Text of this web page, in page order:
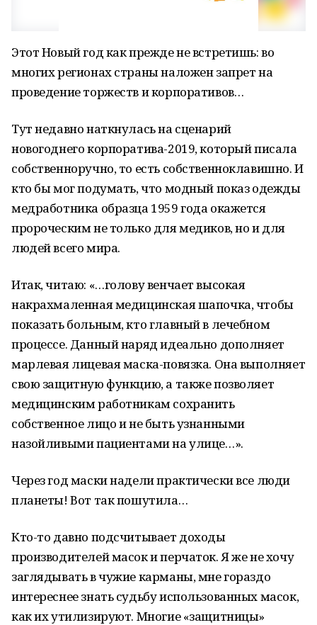
Этот Новый год как прежде не встретишь: во
многих регионах страны наложен запрет на
проведение торжеств и корпоративов…
Тут недавно наткнулась на сценарий
новогоднего корпоратива-2019, который писала
собственноручно, то есть собственноклавишно. И
кто бы мог подумать, что модный показ одежды
медработника образца 1959 года окажется
пророческим не только для медиков, но и для
людей всего мира.
Итак, читаю: «…голову венчает высокая
накрахмаленная медицинская шапочка, чтобы
показать больным, кто главный в лечебном
процессе. Данный наряд идеально дополняет
марлевая лицевая маска-повязка. Она выполняет
свою защитную функцию, а также позволяет
медицинским работникам сохранить
собственное лицо и не быть узнанными
назойливыми пациентами на улице…».
Через год маски надели практически все люди
планеты! Вот так пошутила…
Кто-то давно подсчитывает доходы
производителей масок и перчаток. Я же не хочу
заглядывать в чужие карманы, мне гораздо
интереснее знать судьбу использованных масок,
как их утилизируют. Многие «защитницы»